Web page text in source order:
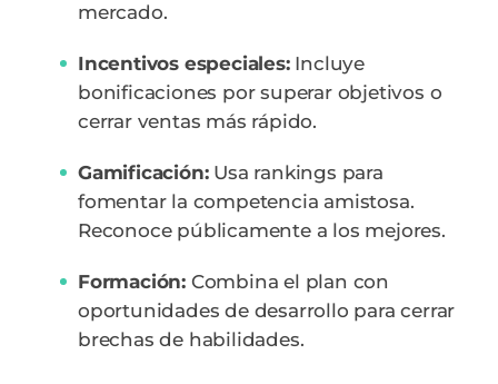
mercado.
Incentivos especiales:Incluye
bonificaciones por superar objetivos o
cerrar ventas más rápido.
Gamificación:Usa rankings para
fomentar la competencia amistosa.
Reconoce públicamente a los mejores.
Formación: Combina el plan con
oportunidades de desarrollo para cerrar
brechas de habilidades.